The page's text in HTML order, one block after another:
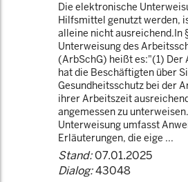
Die elektronische
Hilfsmittel genutzt werden,
alleine nicht ausreichend.In
Unterweisung des
(ArbSchG) heißt es:"(1) Der
hat die Beschäftigten über
Gesundheitsschutz bei der
ihrer Arbeitszeit
angemessen zu
Unterweisung umfasst
Erläuterungen, die eige ...
Stand:07.01.2025
Dialog:43048